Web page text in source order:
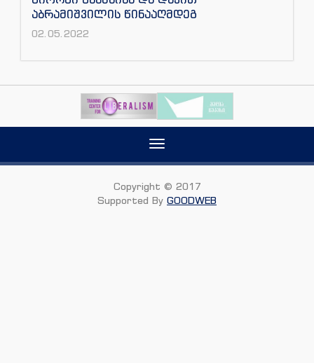
აბრამიშვილის წინააღმდეგ
02.05.2022
Toggle
Copyright © 2017
Supported By GOODWEB